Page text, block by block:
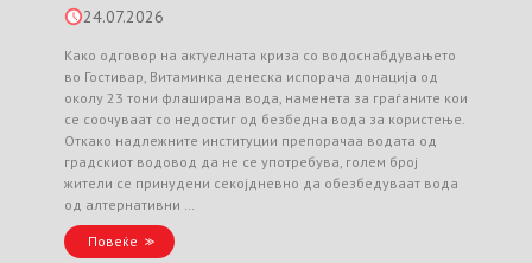
24.07.2026
Како одговор на актуелната криза со водоснабдувањето
во Гостивар, Витаминка денеска испорача донација од
околу 23 тони флаширана вода, наменета за граѓаните кои
се соочуваат со недостиг од безбедна вода за користење.
Откако надлежните институции препорачаа водата од
градскиот водовод да не се употребува, голем број
жители се принудени секојдневно да обезбедуваат вода
од алтернативни …
Повеќе